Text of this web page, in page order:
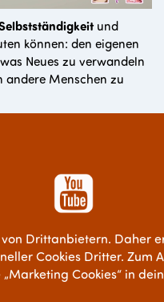
und
können: den eigenen
Neues zu verwandeln
andere Menschen zu
Drittanbietern. Daher
Cookies Dritter. Zum
Cookies“ in